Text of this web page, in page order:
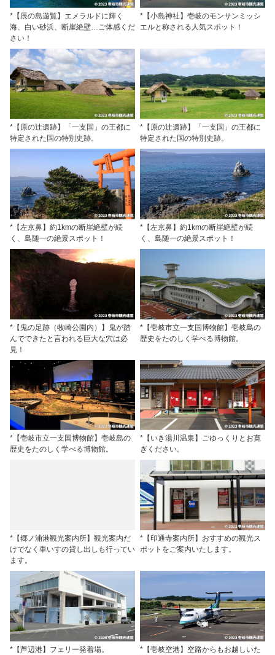
*【辰の島遊覧】エメラルドに輝く
海、白い砂浜、断崖絶壁…ご体感くだ
さい！
*【小島神社】壱岐のモンサンミッシ
エルと称される人気スポット！
*【原の辻遺跡】「一支国」の王都に
特定された国の特別史跡。
*【原の辻遺跡】「一支国」の王都に
特定された国の特別史跡。
*【左京鼻】約1kmの断崖絶壁が続
く、島随一の絶景スポット！
*【左京鼻】約1kmの断崖絶壁が続
く、島随一の絶景スポット！
*【鬼の足跡（牧崎公園内）】鬼が踏
んでできたと言われる巨大な穴は必
見！
*【壱岐市立一支国博物館】壱岐島の
歴史をたのしく学べる博物館。
*【壱岐市立一支国博物館】壱岐島の
歴史をたのしく学べる博物館。
*【いき湯川温泉】ごゆっくりとお寛
ぎください。
*【郷ノ浦港観光案内所】観光案内だ
けでなく車いすの貸し出しも行ってい
ます。
*【印通寺案内所】おすすめの観光ス
ポットをご案内いたします。
*【芦辺港】フェリー発着場。
*【壱岐空港】空路からもお越しいた